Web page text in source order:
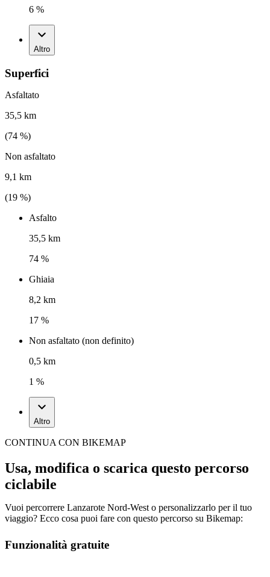
6 %
Altro
Superfici
Asfaltato
35,5 km
(74 %)
Non asfaltato
9,1 km
(19 %)
Asfalto
35,5 km
74 %
Ghiaia
8,2 km
17 %
Non asfaltato (non definito)
0,5 km
1 %
Altro
CONTINUA CON BIKEMAP
Usa, modifica o scarica questo percorso
ciclabile
Vuoi percorrere Lanzarote Nord-West o personalizzarlo per il tuo
viaggio? Ecco cosa puoi fare con questo percorso su Bikemap:
Funzionalità gratuite